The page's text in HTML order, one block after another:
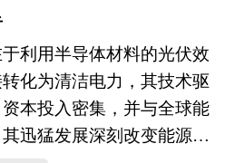
据保持动态更新，是水利
、投资机构等单位准确了
重组动态，把握企业定位
品。除提供《2026-2030
组机会研究及决策咨询报
、国家海关总署、全国商
气监测中心、中国行业研
刊杂志的基础信息以及汽
公布和提供的大量资料。
的供需状况、发展现状、
的重要空间形态，园区在
极的辐射、示范和带动作
助推器。产业园区是区域
级的重要空间聚集形式，
育新兴产业、推动城市化
利用半导体材料的光伏效
化为清洁电力，其技术驱
本投入密集，并与全球能
迅猛发展深刻改变能源生